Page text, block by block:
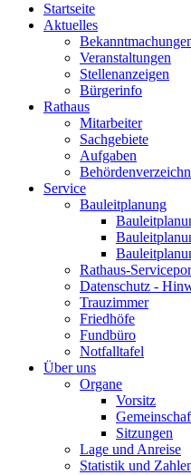
Startseite
Aktuelles
Veranstaltungen
Stellenanzeigen
Bürgerinfo
Rathaus
Mitarbeiter
Sachgebiete
Aufgaben
Service
Bauleitplanung
Rathaus-
Datenschutz -
Trauzimmer
Friedhöfe
Fundbüro
Notfalltafel
Über uns
Organe
Vorsitz
Sitzungen
Lage und Anreise
Statistik und